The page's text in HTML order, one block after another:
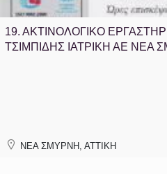
19. ΑΚΤΙΝΟΛΟΓΙΚΟ
ΤΣΙΜΠΙΔΗΣ ΙΑΤΡΙΚΗ ΑΕ ΝΕΑ
ΝΕΑ ΣΜΥΡΝΗ, ΑΤΤΙΚΗ